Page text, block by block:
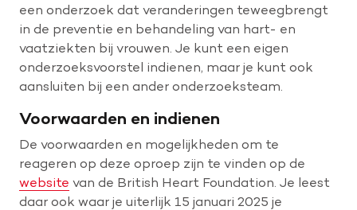
een onderzoek dat veranderingen teweegbrengt
in de preventie en behandeling van hart- en
vaatziekten bij vrouwen. Je kunt een eigen
onderzoeksvoorstel indienen, maar je kunt ook
aansluiten bij een ander onderzoeksteam.
Voorwaarden en indienen
De voorwaarden en mogelijkheden om te
reageren op deze oproep zijn te vinden op de
website van de British Heart Foundation. Je leest
daar ook waar je uiterlijk 15 januari 2025 je